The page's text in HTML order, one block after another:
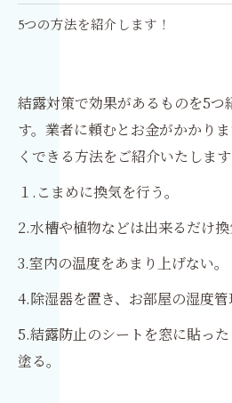
5つの方法を紹介します！
結露対策で効果があるものを5つ
す。業者に頼むとお金がかかり
くできる方法をご紹介いたします
１.こまめに換気を行う。
2.水槽や植物などは出来るだけ換
3.室内の温度をあまり上げない。
4.除湿器を置き、お部屋の湿度管
5.結露防止のシートを窓に貼っ
塗る。